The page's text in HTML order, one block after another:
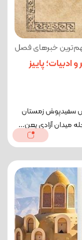
خبرهای فصل
پاییز
سفیدپوش زمستان
میدان آزادی یعن...